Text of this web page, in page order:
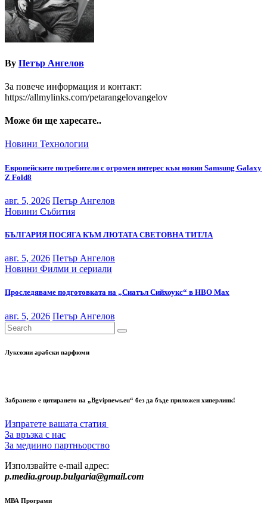
By Петър Ангелов
За повече информация и контакт:
https://allmylinks.com/petarangelovangelov
Може би ще харесате..
Новини Технологии
Европейските потребители с огромен интерес към новия Samsung Galaxy
Z Fold8
авг. 5, 2026 Петър Ангелов
Новини Събития
БЪЛГАРИЯ ПОСЯГА КЪМ ЛЮТАТА СВЕТОВНА ТИТЛА
авг. 5, 2026 Петър Ангелов
Новини Филми и сериали
Проследяваме подготовката на „Сиатъл Сийхоукс“ в HBO Max
авг. 5, 2026 Петър Ангелов
Луксозни арабски парфюми
Забранено е цитирането на „Bgvipnews.eu“ без да бъде приложен хиперлинк!
Изпратете вашата статия
За връзка с нас
За медиино партньорство
Използвайте e-mail адрес:
p.media.group.bulgaria@gmail.com
МВА Програми